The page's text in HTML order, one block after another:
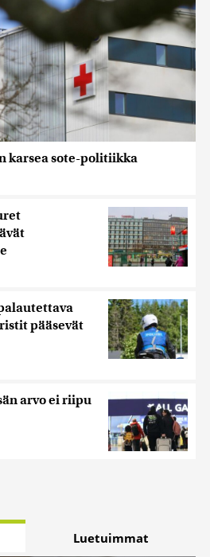
karsea sote-politiikka
pääsevät
arvo ei riipu
Luetuimmat